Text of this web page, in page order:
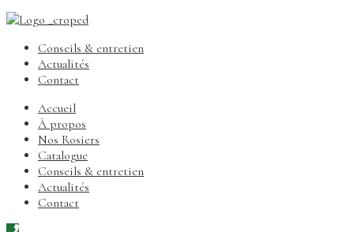
Conseils & entretien
Actualités
Contact
Accueil
À propos
Nos Rosiers
Catalogue
Conseils & entretien
Actualités
Contact